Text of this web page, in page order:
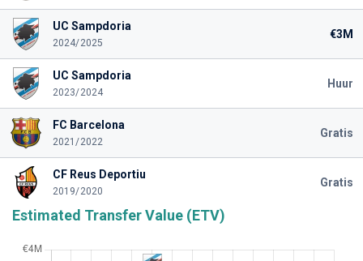
UC Sampdoria
2024/2025
€3M
UC Sampdoria
2023/2024
Huur
FC Barcelona
2021/2022
Gratis
CF Reus Deportiu
2019/2020
Gratis
Estimated Transfer Value (ETV)